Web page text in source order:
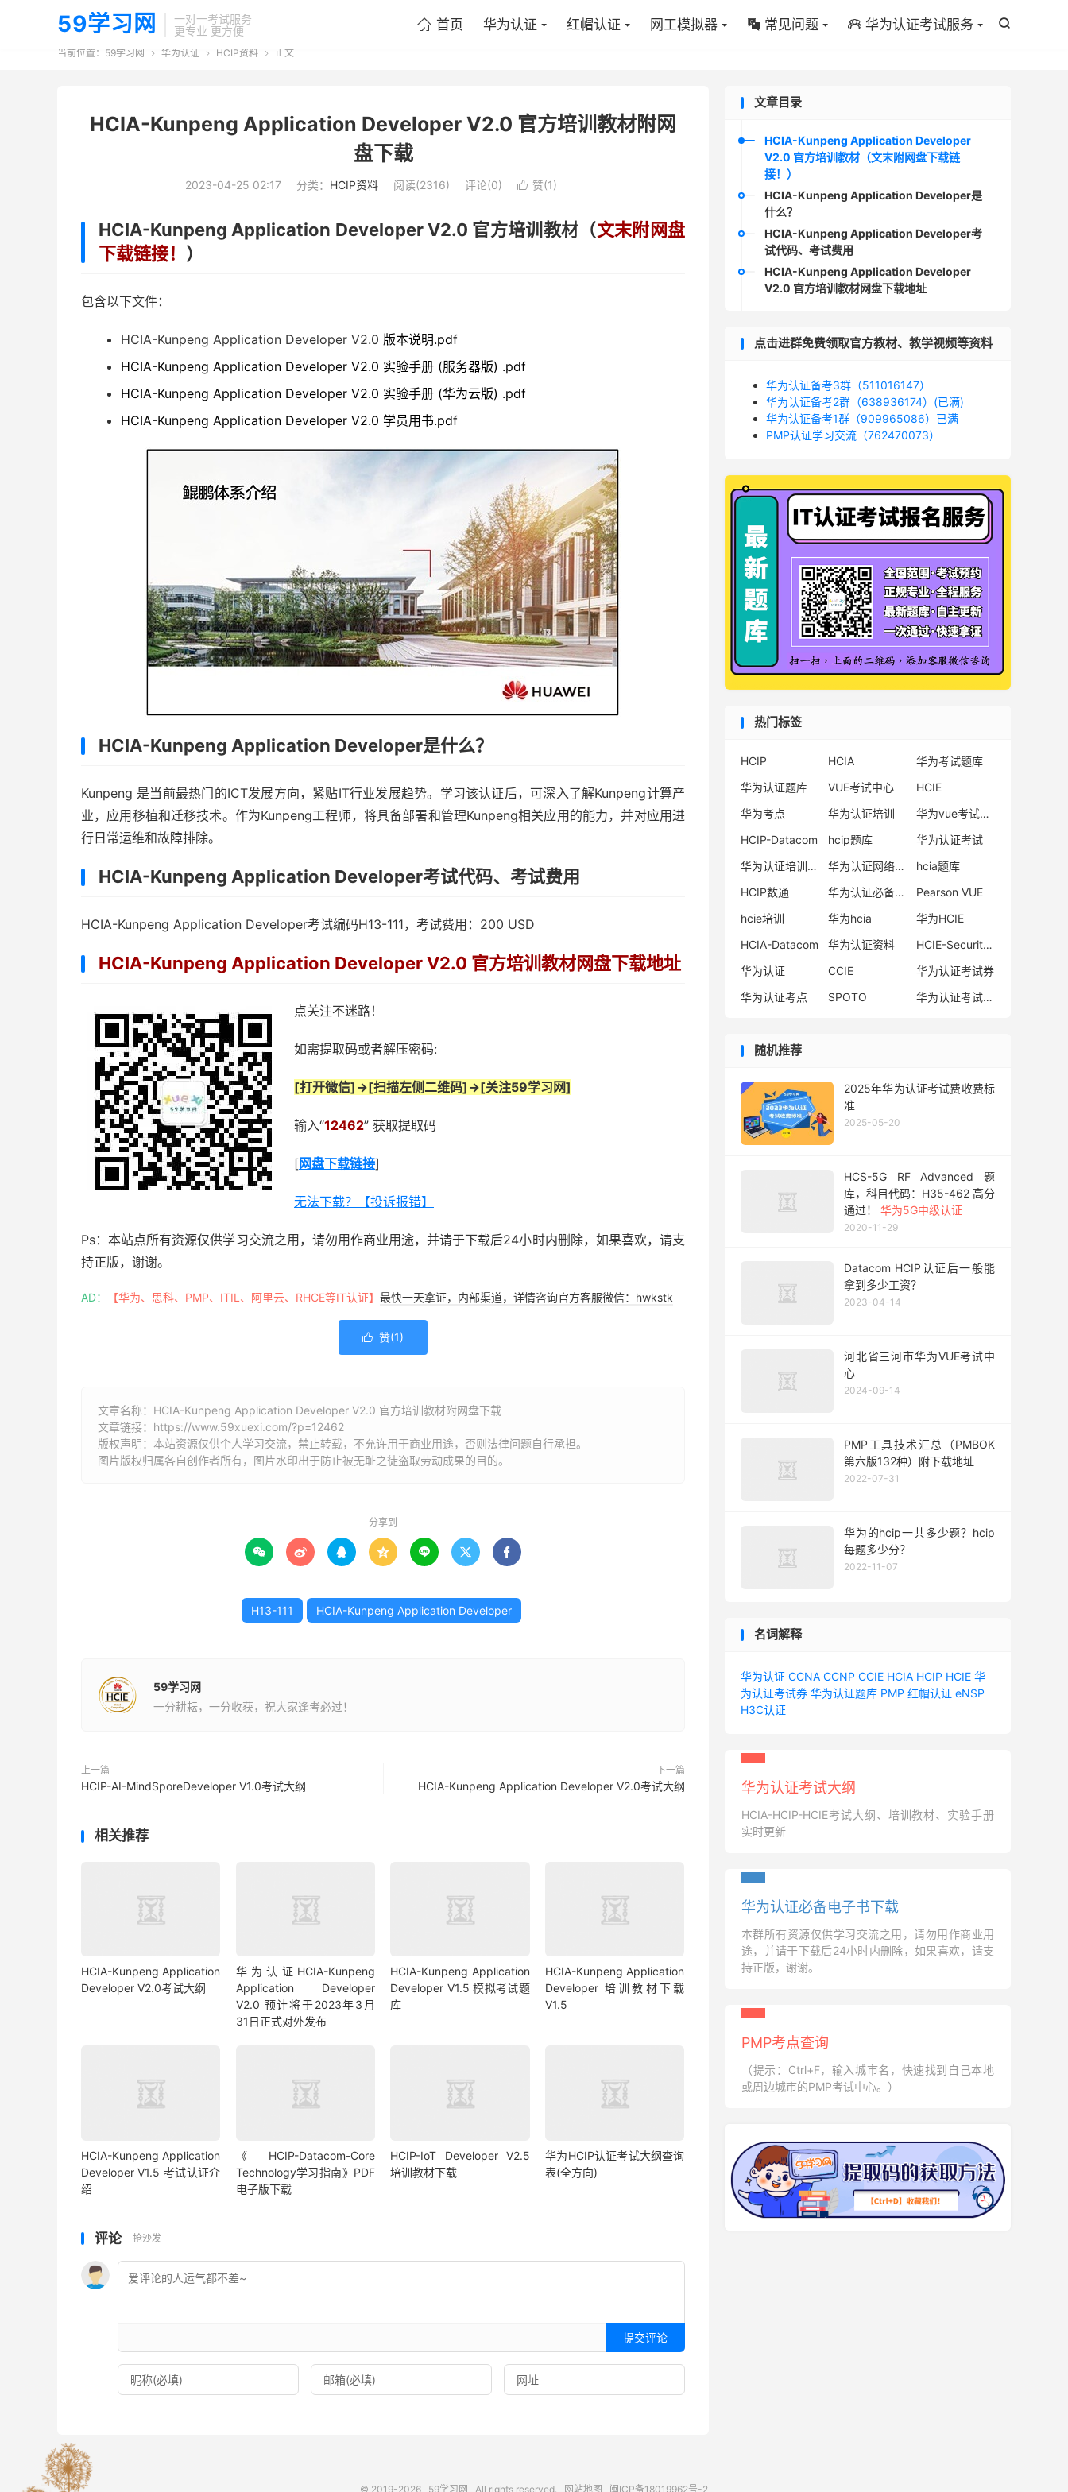
59学习网
一对一考试服务
更专业 更方便

 首页 华为认证 红帽认证 网工模拟器  常见问题  华为认证考试服务
当前位置： 59学习网  华为认证  HCIP资料  正文
HCIA-Kunpeng Application Developer V2.0 官方培训教材附网
盘下载
2023-04-25 02:17 分类： HCIP资料 阅读(2316) 评论(0)  赞(1)
HCIA-Kunpeng Application Developer V2.0 官方培训教材（文末附网盘
下载链接！ ）
包含以下文件：
HCIA-Kunpeng Application Developer V2.0 版本说明.pdf
HCIA-Kunpeng Application Developer V2.0 实验手册 (服务器版) .pdf
HCIA-Kunpeng Application Developer V2.0 实验手册 (华为云版) .pdf
HCIA-Kunpeng Application Developer V2.0 学员用书.pdf
HCIA-Kunpeng Application Developer是什么？
Kunpeng 是当前最热门的ICT发展方向，紧贴IT行业发展趋势。学习该认证后，可深入了解Kunpeng计算产
业，应用移植和迁移技术。作为Kunpeng工程师，将具备部署和管理Kunpeng相关应用的能力，并对应用进
行日常运维和故障排除。
HCIA-Kunpeng Application Developer考试代码、考试费用
HCIA-Kunpeng Application Developer考试编码H13-111，考试费用：200 USD
HCIA-Kunpeng Application Developer V2.0 官方培训教材网盘下载地址
点关注不迷路！
如需提取码或者解压密码:
[打开微信]->[扫描左侧二维码]->[关注59学习网]
输入“12462” 获取提取码
[网盘下载链接]
无法下载？【投诉报错】
Ps：本站点所有资源仅供学习交流之用，请勿用作商业用途，并请于下载后24小时内删除，如果喜欢，请支
持正版，谢谢。
AD： 【华为、思科、PMP、ITIL、阿里云、RHCE等IT认证】 最快一天拿证，内部渠道，详情咨询官方客服微信：hwkstk
 赞(1)
文章名称：HCIA-Kunpeng Application Developer V2.0 官方培训教材附网盘下载
文章链接： https://www.59xuexi.com/?p=12462
版权声明：本站资源仅供个人学习交流，禁止转载，不允许用于商业用途，否则法律问题自行承担。
图片版权归属各自创作者所有，图片水印出于防止被无耻之徒盗取劳动成果的目的。
分享到
      
H13-111 HCIA-Kunpeng Application Developer
59学习网
一分耕耘，一分收获，祝大家逢考必过！
上一篇
HCIP-AI-MindSporeDeveloper V1.0考试大纲
下一篇
HCIA-Kunpeng Application Developer V2.0考试大纲
相关推荐
HCIA-Kunpeng Application
Developer V2.0考试大纲
华为认证HCIA-Kunpeng
Application Developer
V2.0 预计将于2023年3月
31日正式对外发布
HCIA-Kunpeng Application
Developer V1.5 模拟考试题
库
HCIA-Kunpeng Application
Developer 培训教材下载
V1.5
HCIA-Kunpeng Application
Developer V1.5 考试认证介
绍
《 HCIP-Datacom-Core
Technology学习指南》PDF
电子版下载
HCIP-IoT Developer V2.5
培训教材下载
华为HCIP认证考试大纲查询
表(全方向)
评论 抢沙发
提交评论
文章目录
HCIA-Kunpeng Application Developer
V2.0 官方培训教材（文末附网盘下载链
接！）
HCIA-Kunpeng Application Developer是
什么？
HCIA-Kunpeng Application Developer考
试代码、考试费用
HCIA-Kunpeng Application Developer
V2.0 官方培训教材网盘下载地址
点击进群免费领取官方教材、教学视频等资料
华为认证备考3群（511016147）
华为认证备考2群（638936174）(已满)
华为认证备考1群（909965086）已满
PMP认证学习交流（762470073）
热门标签
HCIP HCIA
华为考试题库
华为认证题库
VUE考试中心
HCIE
华为考点
华为认证培训
华为vue考试中心
HCIP-Datacom
hcip题库
华为认证考试
华为认证培训机构
华为认证网络工程师
hcia题库
HCIP数通
华为认证必备电子书系列
Pearson VUE
hcie培训
华为hcia
华为HCIE
HCIA-Datacom
华为认证资料
HCIE-Security备考指南
华为认证
CCIE
华为认证考试券
华为认证考点
SPOTO 华为认证考试费用
随机推荐
2025年华为认证考试费收费标
准
2025-05-20
HCS-5G RF Advanced 题
库，科目代码：H35-462 高分
通过！ 华为5G中级认证
2020-11-29
Datacom HCIP认证后一般能
拿到多少工资？
2023-04-14
河北省三河市华为VUE考试中
心
2024-09-14
PMP工具技术汇总（PMBOK
第六版132种）附下载地址
2022-07-31
华为的hcip一共多少题？hcip
每题多少分？
2022-11-07
名词解释
华为认证 CCNA CCNP CCIE HCIA HCIP HCIE 华
为认证考试券 华为认证题库 PMP 红帽认证 eNSP
H3C认证
华为认证考试大纲
HCIA-HCIP-HCIE考试大纲、培训教材、实验手册
实时更新
华为认证必备电子书下载
本群所有资源仅供学习交流之用，请勿用作商业用
途，并请于下载后24小时内删除，如果喜欢，请支
持正版，谢谢。
PMP考点查询
（提示：Ctrl+F，输入城市名，快速找到自己本地
或周边城市的PMP考试中心。）
© 2019-2026 59学习网 All rights reserved. 网站地图 闽ICP备18019962号-2